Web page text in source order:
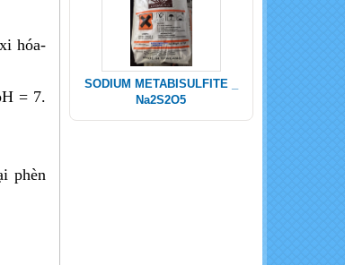
hóa-
= 7.
phèn
SODIUM METABISULFITE _
Na2S2O5